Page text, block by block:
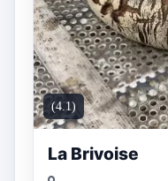
(4.1)
La Brivoise